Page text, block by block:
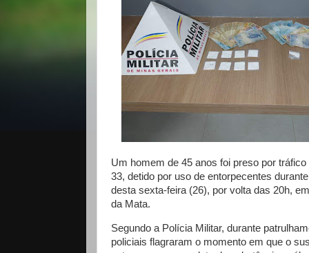
Um homem de 45 anos foi preso por
33, detido por uso de entorpecentes
desta sexta-feira (26), por volta das 20h,
da Mata.
Segundo a Polícia Militar, durante
policiais flagraram o momento em que o